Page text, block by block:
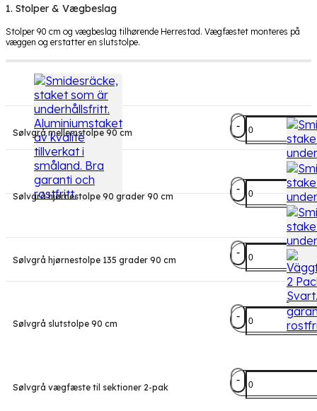
1. Stolper & Vægbeslag
Stolper 90 cm og vægbeslag tilhørende Herrestad. Vægfæstet monteres på
væggen og erstatter en slutstolpe.
Sølvgrå mellemstolpe 90 cm
Herrestad
stolper
Sølvgrå hjørnestolpe 90 grader 90 cm
Herrestad
stolper
Sølvgrå hjørnestolpe 135 grader 90 cm
Herrestad
stolper
Sølvgrå slutstolpe 90 cm
Herrestad
stolper
Sølvgrå vægfæste til sektioner 2-pak
Vægfæste
til